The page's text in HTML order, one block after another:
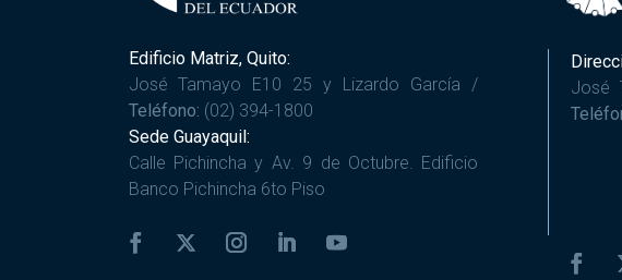
Edificio Matriz, Quito:
José Tamayo E10 25 y Lizardo García /
Teléfono: (02) 394-1800
Sede Guayaquil:
Calle Pichincha y Av. 9 de Octubre. Edificio
Banco Pichincha 6to Piso
José